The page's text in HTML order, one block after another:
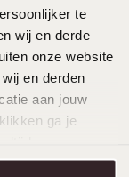
te
wij en derde
onze website
en derden
aan jouw
ga je
.
hartjes zirkonia